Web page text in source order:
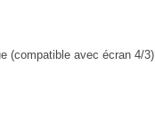
(compatible avec écran 4/3)